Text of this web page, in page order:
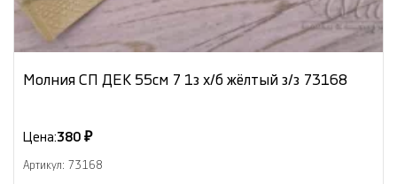
Молния СП ДЕК 55см 7 1з х/б жёлтый з/з 73168
Цена:380 ₽
Артикул: 73168